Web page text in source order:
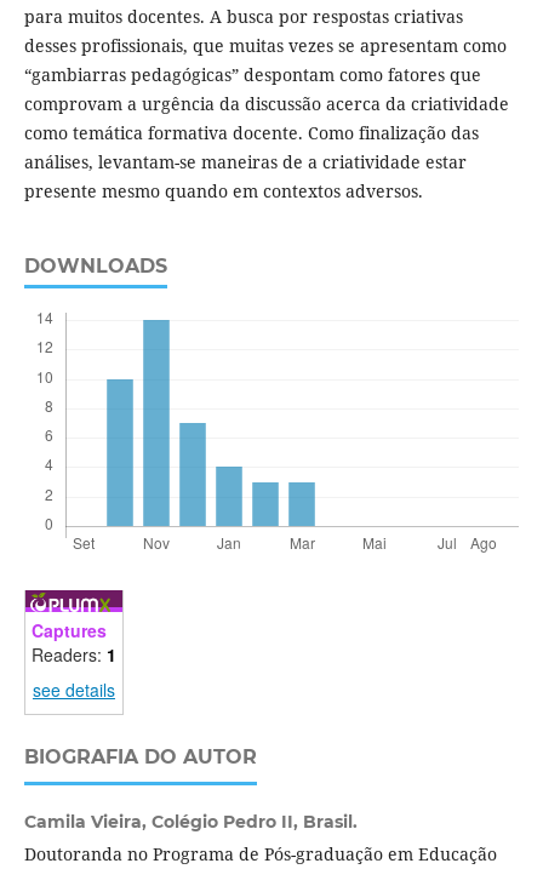
para muitos docentes. A busca por respostas criativas
desses profissionais, que muitas vezes se apresentam como
“gambiarras pedagógicas” despontam como fatores que
comprovam a urgência da discussão acerca da criatividade
como temática formativa docente. Como finalização das
análises, levantam-se maneiras de a criatividade estar
presente mesmo quando em contextos adversos.
DOWNLOADS
Captures
Readers: 1
see details
BIOGRAFIA DO AUTOR
Camila Vieira, Colégio Pedro II, Brasil.
Doutoranda no Programa de Pós-graduação em Educação